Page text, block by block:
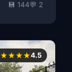
💾 144💬 2
4.5